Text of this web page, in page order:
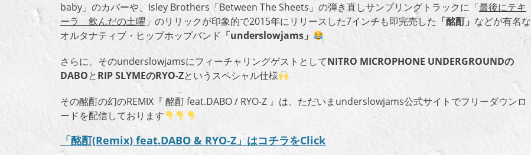
baby」のカバーや、Isley Brothers「Between The Sheets」の弾き直しサンプリングトラックに「最後にテキ
ーラ 飲んだの土曜 」のリリックが印象的で2015年にリリースした7インチも即完売した 「酩酊」 などが有名な
オルタナティブ・ヒップホップバンド 「underslowjams」
さらに、そのunderslowjamsにフィーチャリングゲストとしてNITRO MICROPHONE UNDERGROUNDの
DABOとRIP SLYMEのRYO-Zというスペシャル仕様
その酩酊の幻のREMIX『 酩酊 feat.DABO / RYO-Z 』は、ただいまunderslowjams公式サイトでフリーダウンロ
ードを配信しております
「酩酊(Remix) feat.DABO & RYO-Z」 はコチラをClick